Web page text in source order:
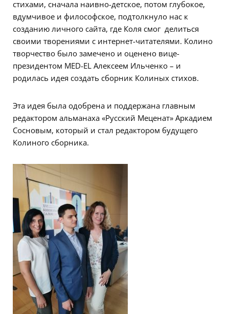
стихами, сначала наивно-детское, потом глубокое,
вдумчивое и философское, подтолкнуло нас к
созданию личного сайта, где Коля смог делиться
своими творениями с интернет-читателями. Колино
творчество было замечено и оценено вице-
президентом MED-EL Алексеем Ильченко – и
родилась идея создать сборник Колиных стихов.
Эта идея была одобрена и поддержана главным
редактором альманаха «Русский Меценат» Аркадием
Сосновым, который и стал редактором будущего
Колиного сборника.